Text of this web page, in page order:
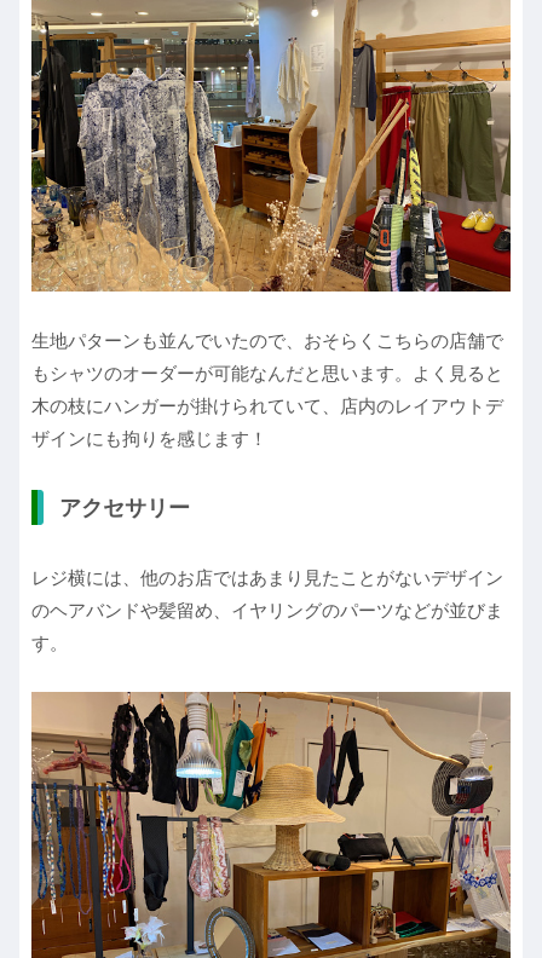
生地パターンも並んでいたので、おそらくこちらの店舗で
もシャツのオーダーが可能なんだと思います。よく見ると
木の枝にハンガーが掛けられていて、店内のレイアウトデ
ザインにも拘りを感じます！
アクセサリー
レジ横には、他のお店ではあまり見たことがないデザイン
のヘアバンドや髪留め、イヤリングのパーツなどが並びま
す。